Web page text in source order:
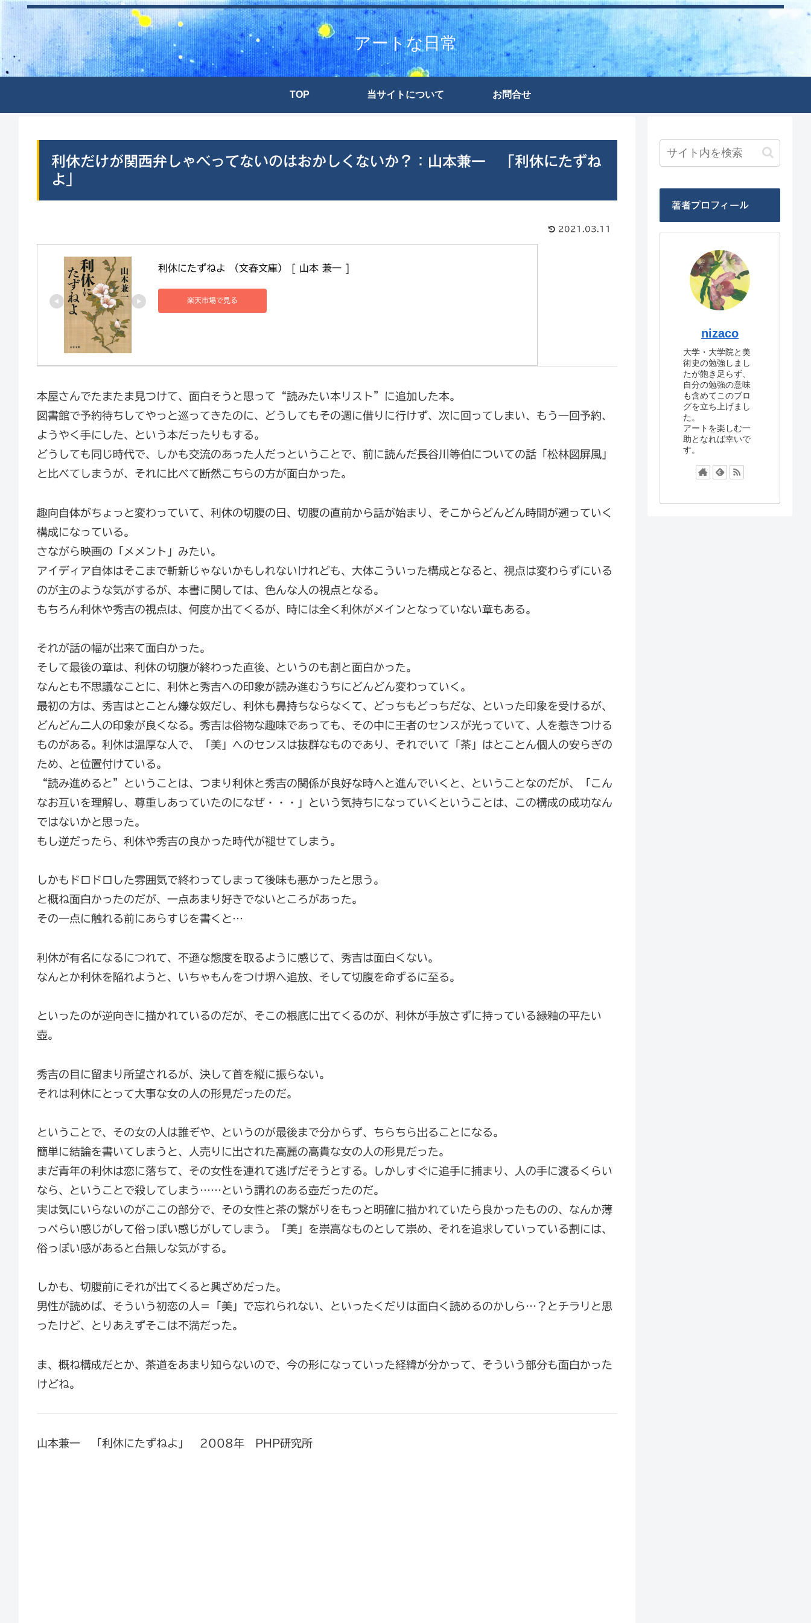
アートな日常
TOP 当サイトについて お問合せ
利休だけが関西弁しゃべってないのはおかしくないか？：山本兼一 「利休にたずね
よ」
2021.03.11
利休にたずねよ （文春文庫） [ 山本 兼一 ]
楽天市場で見る
本屋さんでたまたま見つけて、面白そうと思って“読みたい本リスト”に追加した本。
図書館で予約待ちしてやっと巡ってきたのに、どうしてもその週に借りに行けず、次に回ってしまい、もう一回予約、
ようやく手にした、という本だったりもする。
どうしても同じ時代で、しかも交流のあった人だっということで、前に読んだ長谷川等伯についての話「松林図屏風」
と比べてしまうが、それに比べて断然こちらの方が面白かった。
趣向自体がちょっと変わっていて、利休の切腹の日、切腹の直前から話が始まり、そこからどんどん時間が遡っていく
構成になっている。
さながら映画の「メメント」みたい。
アイディア自体はそこまで斬新じゃないかもしれないけれども、大体こういった構成となると、視点は変わらずにいる
のが主のような気がするが、本書に関しては、色んな人の視点となる。
もちろん利休や秀吉の視点は、何度か出てくるが、時には全く利休がメインとなっていない章もある。
それが話の幅が出来て面白かった。
そして最後の章は、利休の切腹が終わった直後、というのも割と面白かった。
なんとも不思議なことに、利休と秀吉への印象が読み進むうちにどんどん変わっていく。
最初の方は、秀吉はとことん嫌な奴だし、利休も鼻持ちならなくて、どっちもどっちだな、といった印象を受けるが、
どんどん二人の印象が良くなる。秀吉は俗物な趣味であっても、その中に王者のセンスが光っていて、人を惹きつける
ものがある。利休は温厚な人で、「美」へのセンスは抜群なものであり、それでいて「茶」はとことん個人の安らぎの
ため、と位置付けている。
“読み進めると”ということは、つまり利休と秀吉の関係が良好な時へと進んでいくと、ということなのだが、「こん
なお互いを理解し、尊重しあっていたのになぜ・・・」という気持ちになっていくということは、この構成の成功なん
ではないかと思った。
もし逆だったら、利休や秀吉の良かった時代が褪せてしまう。
しかもドロドロした雰囲気で終わってしまって後味も悪かったと思う。
と概ね面白かったのだが、一点あまり好きでないところがあった。
その一点に触れる前にあらすじを書くと…
利休が有名になるにつれて、不遜な態度を取るように感じて、秀吉は面白くない。
なんとか利休を陥れようと、いちゃもんをつけ堺へ追放、そして切腹を命ずるに至る。
といったのが逆向きに描かれているのだが、そこの根底に出てくるのが、利休が手放さずに持っている緑釉の平たい
壺。
秀吉の目に留まり所望されるが、決して首を縦に振らない。
それは利休にとって大事な女の人の形見だったのだ。
ということで、その女の人は誰ぞや、というのが最後まで分からず、ちらちら出ることになる。
簡単に結論を書いてしまうと、人売りに出された高麗の高貴な女の人の形見だった。
まだ青年の利休は恋に落ちて、その女性を連れて逃げだそうとする。しかしすぐに追手に捕まり、人の手に渡るくらい
なら、ということで殺してしまう……という謂れのある壺だったのだ。
実は気にいらないのがここの部分で、その女性と茶の繋がりをもっと明確に描かれていたら良かったものの、なんか薄
っぺらい感じがして俗っぽい感じがしてしまう。「美」を崇高なものとして崇め、それを追求していっている割には、
俗っぽい感があると台無しな気がする。
しかも、切腹前にそれが出てくると興ざめだった。
男性が読めば、そういう初恋の人＝「美」で忘れられない、といったくだりは面白く読めるのかしら…？とチラリと思
ったけど、とりあえずそこは不満だった。
ま、概ね構成だとか、茶道をあまり知らないので、今の形になっていった経緯が分かって、そういう部分も面白かった
けどね。
山本兼一 「利休にたずねよ」 2008年 PHP研究所
著者プロフィール
nizaco
大学・大学院と美
術史の勉強しまし
たが飽き足らず、
自分の勉強の意味
も含めてこのブロ
グを立ち上げまし
た。
アートを楽しむ一
助となれば幸いで
す。